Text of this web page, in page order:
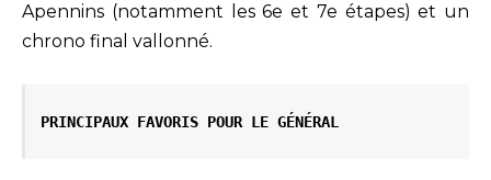
Apennins (notamment les 6e et 7e étapes) et un
chrono final vallonné.
PRINCIPAUX FAVORIS POUR LE GÉNÉRAL